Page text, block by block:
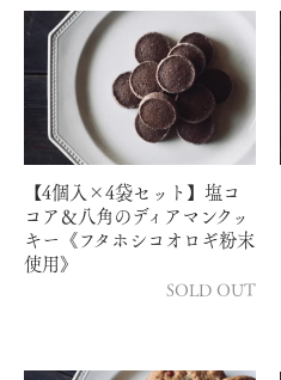
【4個入×4袋セット】塩コ
コア＆八角のディアマンクッ
キー《フタホシコオロギ粉末
使用》
SOLD OUT